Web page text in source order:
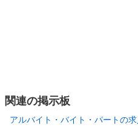
関連の掲示板
アルバイト・バイト・パートの